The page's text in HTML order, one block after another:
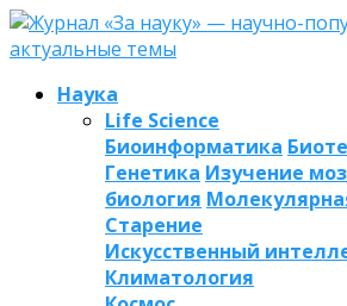
Наука
Life Science
Биоинформатика
Генетика Изучение
биология
Старение
Искусственный
Климатология